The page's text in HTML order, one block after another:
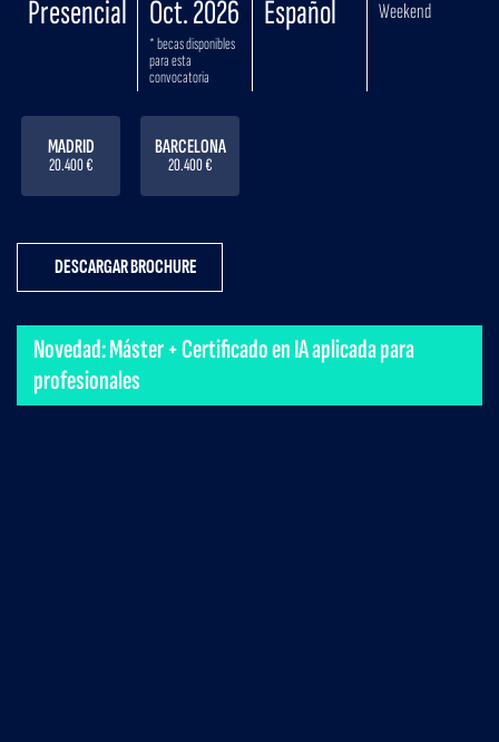
Presencial Oct. 2026
* becas disponibles
para esta
convocatoria
Español Weekend
MADRID
20.400 €
BARCELONA
20.400 €
DESCARGAR BROCHURE
Novedad: Máster + Certificado en IA aplicada para
profesionales